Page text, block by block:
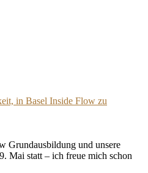
in Basel Inside Flow zu
Grundausbildung und unsere
Mai statt – ich freue mich schon